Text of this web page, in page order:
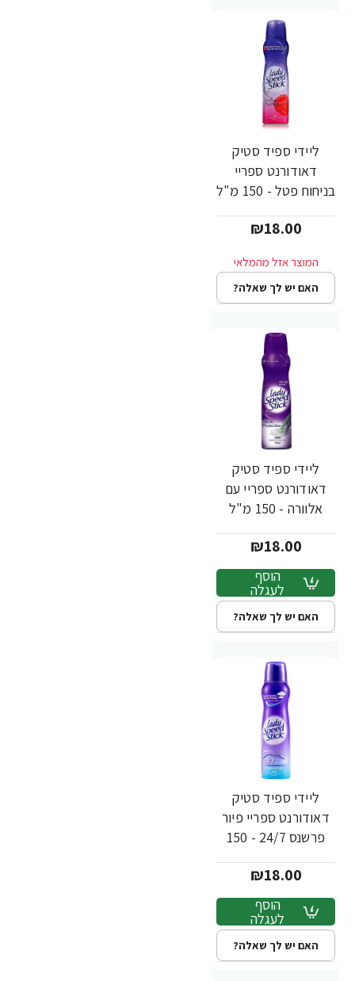
ליידי ספיד סטיק
דאודורנט ספריי
בניחוח פטל - 150 מ"ל
₪18.00
האם יש לך שאלה?
ליידי ספיד סטיק
דאודורנט ספריי עם
אלוורה - 150 מ"ל
₪18.00
הוסף
לעגלה
האם יש לך שאלה?
ליידי ספיד סטיק
דאודורנט ספריי פיור
פרשנס 24/7 - 150
₪18.00
הוסף
לעגלה
האם יש לך שאלה?